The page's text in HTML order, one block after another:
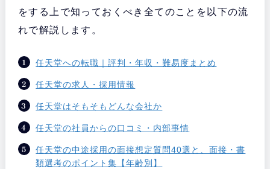
をする上で知っておくべき全てのことを以下の流
れで解説します。
任天堂への転職｜評判・年収・難易度まとめ
任天堂の求人・採用情報
任天堂はそもそもどんな会社か
任天堂の社員からの口コミ・内部事情
任天堂の中途採用の面接想定質問40選と、面接・書
類選考のポイント集【年齢別】